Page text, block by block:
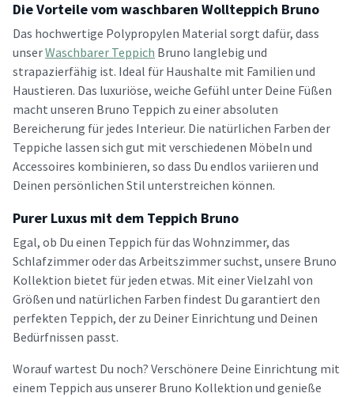
Die Vorteile vom waschbaren Wollteppich Bruno
Das hochwertige Polypropylen Material sorgt dafür, dass
unserWaschbarer Teppich Bruno langlebig und
strapazierfähig ist. Ideal für Haushalte mit Familien und
Haustieren. Das luxuriöse, weiche Gefühl unter Deine Füßen
macht unseren Bruno Teppich zu einer absoluten
Bereicherung für jedes Interieur. Die natürlichen Farben der
Teppiche lassen sich gut mit verschiedenen Möbeln und
Accessoires kombinieren, so dass Du endlos variieren und
Deinen persönlichen Stil unterstreichen können.
Purer Luxus mit dem Teppich Bruno
Egal, ob Du einen Teppich für das Wohnzimmer, das
Schlafzimmer oder das Arbeitszimmer suchst, unsere Bruno
Kollektion bietet für jeden etwas. Mit einer Vielzahl von
Größen und natürlichen Farben findest Du garantiert den
perfekten Teppich, der zu Deiner Einrichtung und Deinen
Bedürfnissen passt.
Worauf wartest Du noch? Verschönere Deine Einrichtung mit
einem Teppich aus unserer Bruno Kollektion und genieße